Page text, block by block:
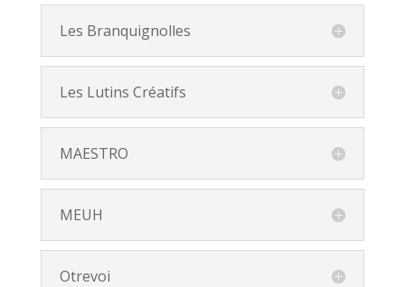
Les Branquignolles
Les Lutins Créatifs
MAESTRO
MEUH
Otrevoi